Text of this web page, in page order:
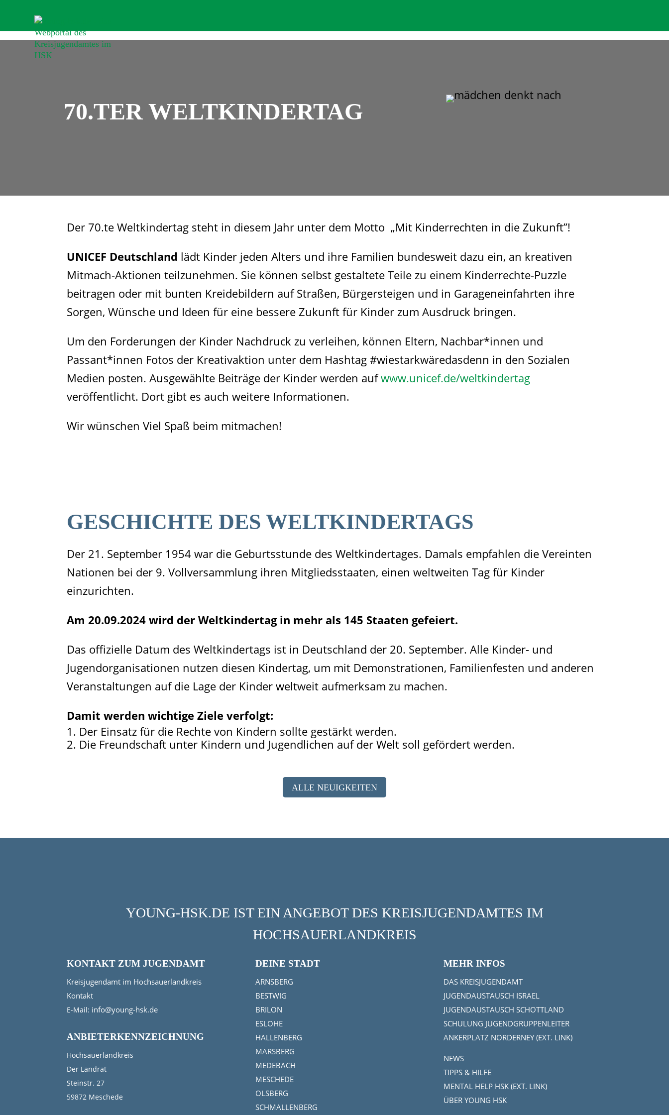
70.TER WELTKINDERTAG
Der 70.te Weltkindertag steht in diesem Jahr unter dem Motto „Mit Kinderrechten in die Zukunft”!
UNICEF Deutschland lädt Kinder jeden Alters und ihre Familien bundesweit dazu ein, an kreativen
Mitmach-Aktionen teilzunehmen. Sie können selbst gestaltete Teile zu einem Kinderrechte-Puzzle
beitragen oder mit bunten Kreidebildern auf Straßen, Bürgersteigen und in Garageneinfahrten ihre
Sorgen, Wünsche und Ideen für eine bessere Zukunft für Kinder zum Ausdruck bringen.
Um den Forderungen der Kinder Nachdruck zu verleihen, können Eltern, Nachbar*innen und
Passant*innen Fotos der Kreativaktion unter dem Hashtag #wiestarkwäredasdenn in den Sozialen
Medien posten. Ausgewählte Beiträge der Kinder werden aufwww.unicef.de/weltkindertag
veröffentlicht. Dort gibt es auch weitere Informationen.
Wir wünschen Viel Spaß beim mitmachen!
GESCHICHTE DES WELTKINDERTAGS
Der 21. September 1954 war die Geburtsstunde des Weltkindertages. Damals empfahlen die Vereinten
Nationen bei der 9. Vollversammlung ihren Mitgliedsstaaten, einen weltweiten Tag für Kinder
einzurichten.
Am 20.09.2024 wird der Weltkindertag in mehr als 145 Staaten gefeiert.
Das offizielle Datum des Weltkindertags ist in Deutschland der 20. September. Alle Kinder- und
Jugendorganisationen nutzen diesen Kindertag, um mit Demonstrationen, Familienfesten und anderen
Veranstaltungen auf die Lage der Kinder weltweit aufmerksam zu machen.
Damit werden wichtige Ziele verfolgt:
Der Einsatz für die Rechte von Kindern sollte gestärkt werden.
Die Freundschaft unter Kindern und Jugendlichen auf der Welt soll gefördert werden.
ALLE NEUIGKEITEN
YOUNG-HSK.DE IST EIN ANGEBOT DES KREISJUGENDAMTES IM
HOCHSAUERLANDKREIS
KONTAKT ZUM JUGENDAMT
Kreisjugendamt im Hochsauerlandkreis
Kontakt
E-Mail: info@young-hsk.de
ANBIETERKENNZEICHNUNG
Hochsauerlandkreis
Der Landrat
Steinstr. 27
59872 Meschede
DEINE STADT
ARNSBERG
BESTWIG
BRILON
ESLOHE
HALLENBERG
MARSBERG
MEDEBACH
MESCHEDE
OLSBERG
SCHMALLENBERG
MEHR INFOS
DAS KREISJUGENDAMT
JUGENDAUSTAUSCH ISRAEL
JUGENDAUSTAUSCH SCHOTTLAND
SCHULUNG JUGENDGRUPPENLEITER
ANKERPLATZ NORDERNEY (EXT. LINK)
NEWS
TIPPS & HILFE
MENTAL HELP HSK (EXT. LINK)
ÜBER YOUNG HSK